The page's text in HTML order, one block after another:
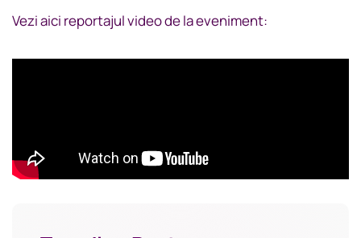
Vezi aici reportajul video de la eveniment: